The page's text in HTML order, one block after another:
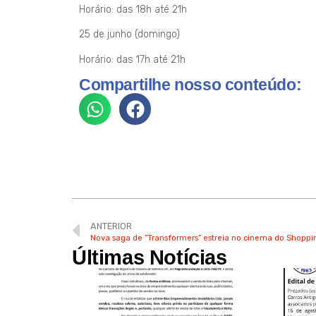
Horário: das 18h até 21h
25 de junho (domingo)
Horário: das 17h até 21h
Compartilhe nosso conteúdo:
ANTERIOR
Nova saga de “Transformers” estreia no cinema do
Últimas Notícias